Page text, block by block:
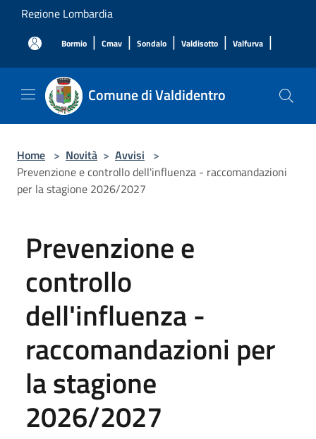
Salta al contenuto principale
Regione Lombardia
Bormio | Cmav | Sondalo | Valdisotto | Valfurva |
Comune di Valdidentro
Home > Novità > Avvisi >
Prevenzione e controllo dell'influenza - raccomandazioni
per la stagione 2026/2027
Prevenzione e
controllo
dell'influenza -
raccomandazioni per
la stagione
2026/2027